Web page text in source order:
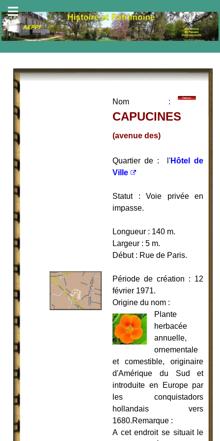
Nom :
CAPUCINES
(avenue des)
Quartier de : l'Hôtel de
Ville
Statut : Voie privée en
impasse.
Longueur : 140 m.
Largeur : 5 m.
Début : Rue de Paris.
Période de création : 12
février 1971.
Origine du nom :
Plante
herbacée
annuelle,
ornementale
et comestible, originaire
d'Amérique du Sud et
introduite en Europe par
les conquistadors
hollandais vers
1680.Remarque :
A cet endroit se situait le